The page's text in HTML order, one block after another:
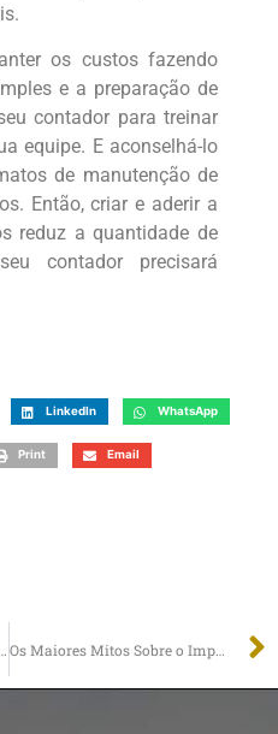
os custos ​​fazendo
e a preparação de
contador para treinar
equipe. E aconselhá-lo
de manutenção de
Então, criar e aderir a
reduz a quantidade de
contador precisará
LinkedIn WhatsApp
Print Email
Os Maiores Mitos Sobre o Imposto de Renda